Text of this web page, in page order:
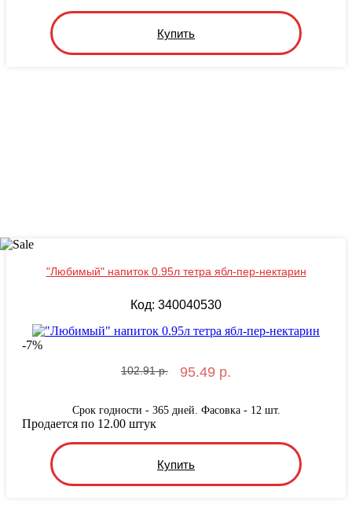
Купить
"Любимый" напиток 0.95л тетра ябл-пер-нектарин
Код: 340040530
-7%
102.91 р. 95.49 р.
Срок годности - 365 дней. Фасовка - 12 шт.
Купить
Продается по 12.00 штук